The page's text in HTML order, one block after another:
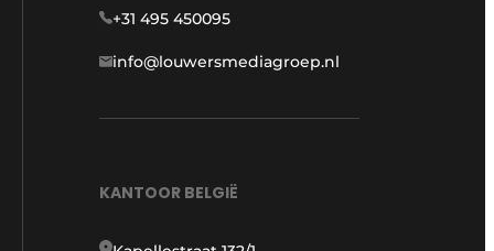
+31 495 450095
info@louwersmediagroep.nl
KANTOOR BELGIË